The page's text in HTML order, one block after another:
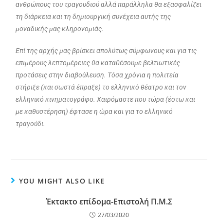
ανθρώπους του τραγουδιού αλλά παράλληλα θαεξασφαλίζει
τη διάρκεια και τη δημιουργική συνέχεια αυτής της
μοναδικής μας κληρονομιάς.
Επί της αρχής μας βρίσκει απολύτως σύμφωνους και για τις
επιμέρους λεπτομέρειες θακαταθέσουμε βελτιωτικές
προτάσεις στην διαβούλευση. Τόσα χρόνια η πολιτεία
στήριξε (καισωστά έπραξε) το ελληνικό θέατρο και τον
ελληνικό κινηματογράφο. Χαιρόμαστε που τώρα (έστωκαι
με καθυστέρηση) έφτασε η ώρα και για το ελληνικό
τραγούδι.
YOU MIGHT ALSO LIKE
Έκτακτο επίδομα-Επιστολή Π.Μ.Σ
27/03/2020